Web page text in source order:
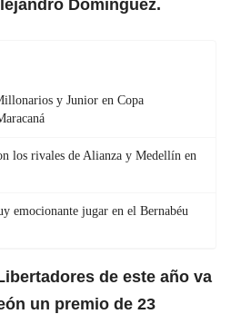
Domínguez.
y Junior en Copa
los rivales de Alianza y Medellín en
emocionante jugar en el Bernabéu
de este año va
un premio de 23